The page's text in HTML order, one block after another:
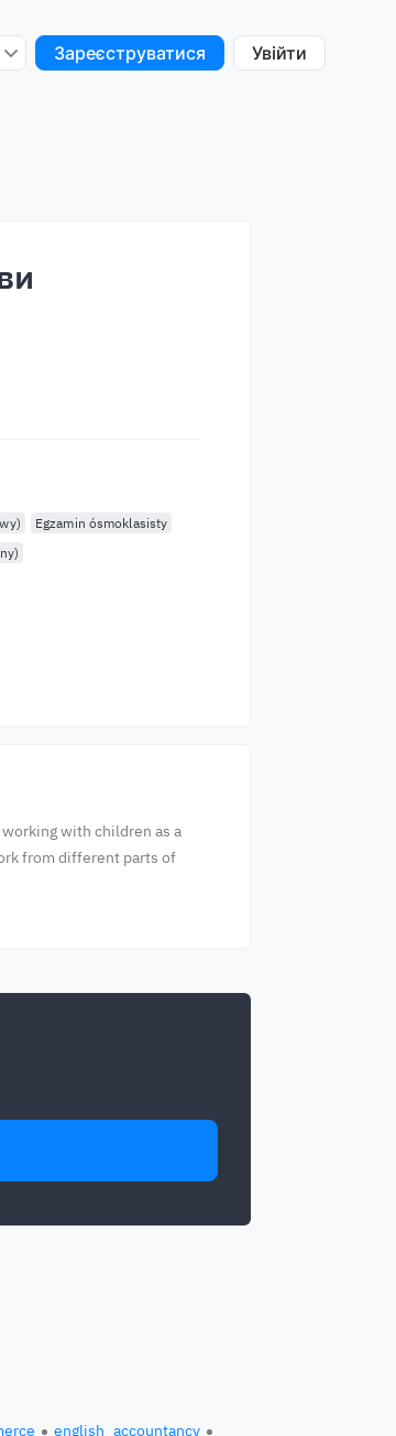
Зареєструватися Увійти
Egzamin ósmoklasisty
with children as a
from different parts of
english_accountancy